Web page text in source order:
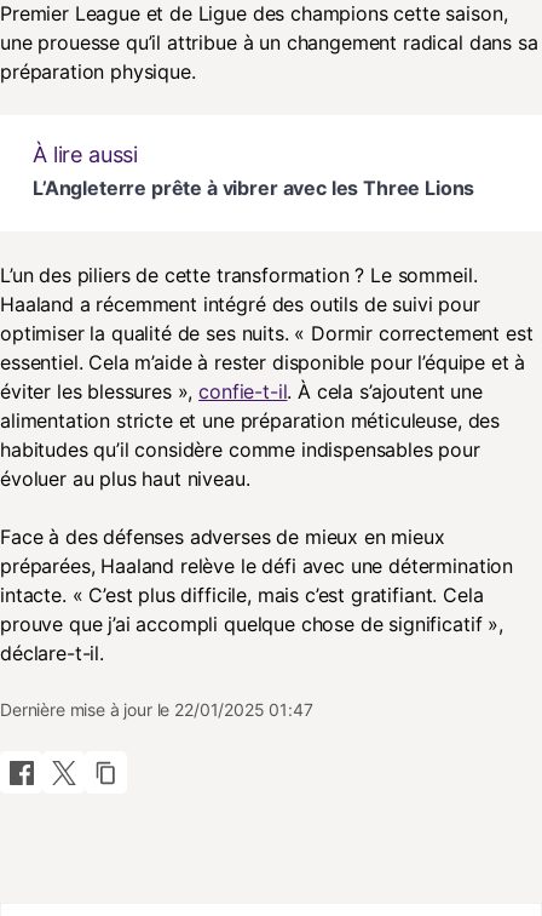
Premier League et de Ligue des champions cette saison,
une prouesse qu’il attribue à un changement radical dans sa
préparation physique.
À lire aussi
L’Angleterre prête à vibrer avec les Three Lions
L’un des piliers de cette transformation ? Le sommeil.
Haaland a récemment intégré des outils de suivi pour
optimiser la qualité de ses nuits. « Dormir correctement est
essentiel. Cela m’aide à rester disponible pour l’équipe et à
éviter les blessures »,confie-t-il. À cela s’ajoutent une
alimentation stricte et une préparation méticuleuse, des
habitudes qu’il considère comme indispensables pour
évoluer au plus haut niveau.
Face à des défenses adverses de mieux en mieux
préparées, Haaland relève le défi avec une détermination
intacte. « C’est plus difficile, mais c’est gratifiant. Cela
prouve que j’ai accompli quelque chose de significatif »,
déclare-t-il.
Dernière mise à jour le 22/01/2025 01:47